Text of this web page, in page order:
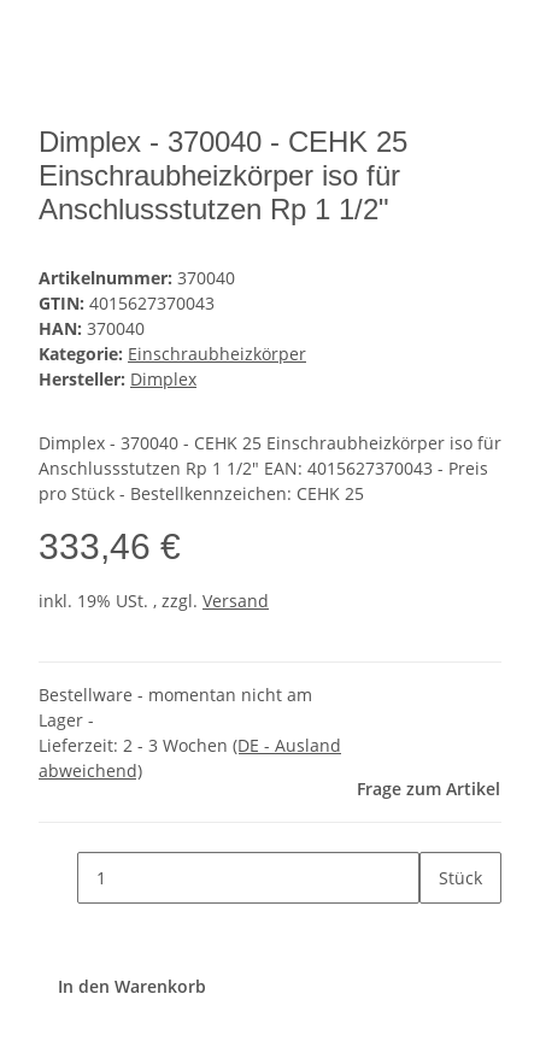
Dimplex - 370040 - CEHK 25
Einschraubheizkörper iso für
Anschlussstutzen Rp 1 1/2"
Artikelnummer: 370040
GTIN: 4015627370043
HAN: 370040
Kategorie: Einschraubheizkörper
Hersteller: Dimplex
Dimplex - 370040 - CEHK 25 Einschraubheizkörper iso für
Anschlussstutzen Rp 1 1/2" EAN: 4015627370043 - Preis
pro Stück - Bestellkennzeichen: CEHK 25
333,46 €
inkl. 19% USt. , zzgl. Versand
Bestellware - momentan nicht am
Lager -
Lieferzeit: 2 - 3 Wochen (DE - Ausland
abweichend)
Frage zum Artikel
Stück
In den Warenkorb